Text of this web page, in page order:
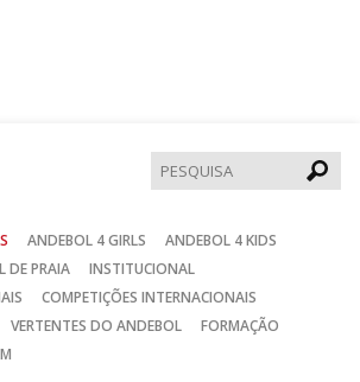
ANDEBOL 4 GIRLS
ANDEBOL 4 KIDS
DE PRAIA
INSTITUCIONAL
COMPETIÇÕES INTERNACIONAIS
VERTENTES DO ANDEBOL
FORMAÇÃO